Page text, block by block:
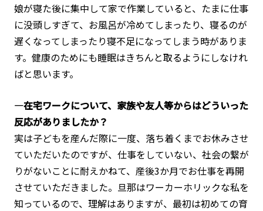
娘が寝た後に集中して家で作業していると、たまに仕事
に没頭しすぎて、お風呂が冷めてしまったり、寝るのが
遅くなってしまったり寝不足になってしまう時がありま
す。健康のためにも睡眠はきちんと取るようにしなけれ
ばと思います。
―在宅ワークについて、家族や友人等からはどういった
反応がありましたか？
実は子どもを産んだ際に一度、落ち着くまでお休みさせ
ていただいたのですが、仕事をしていない、社会の繋が
りがないことに耐えかねて、産後3か月でお仕事を再開
させていただきました。旦那はワーカーホリックな私を
知っているので、理解はありますが、最初は初めての育